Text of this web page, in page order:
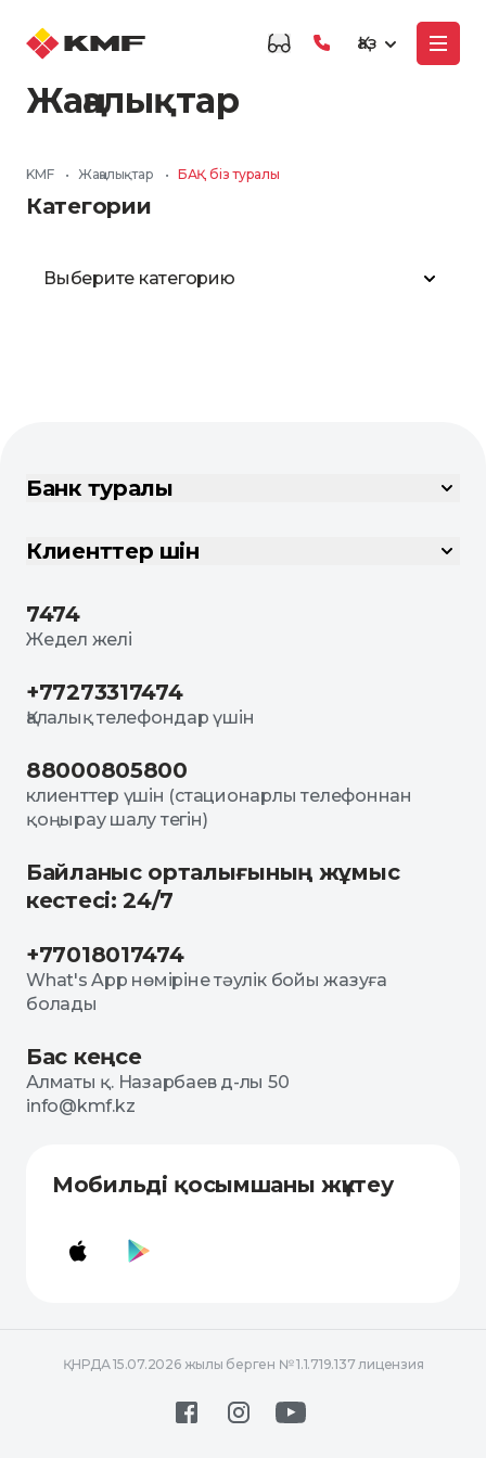
Қаз
Жаңалықтар
KMF • Жаңалықтар • БАҚ біз туралы
Категории
Выберите категорию
Банк туралы
Клиенттер үшін
7474
Жедел желі
+77273317474
Қалалық телефондар үшін
88000805800
клиенттер үшін (стационарлы телефоннан
қоңырау шалу тегін)
Байланыс орталығының жұмыс
кестесі: 24/7
+77018017474
What's App нөміріне тәулік бойы жазуға
болады
Бас кеңсе
Алматы қ. Назарбаев д-лы 50
info@kmf.kz
Мобильді қосымшаны жүктеу
ҚНРДА 15.07.2026 жылы берген № 1.1.719.137 лицензия